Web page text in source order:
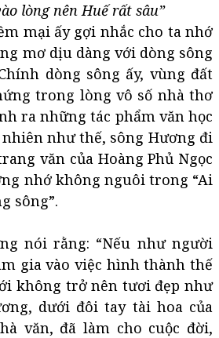
lòng nên Huế rất sâu”​
mại ấy gợi nhắc cho ta nhớ
mơ dịu dàng với dòng sông
dòng sông ấy, vùng đất
trong lòng vô số nhà thơ
ra những tác phẩm văn học
như thế, sông Hương đi
văn của Hoàng Phủ Ngọc
nhớ không nguôi trong “Ai
sông”.
nói rằng: “Nếu như người
gia vào việc hình thành thế
không trở nên tươi đẹp như
dưới đôi tay tài hoa của
văn, đã làm cho cuộc đời,